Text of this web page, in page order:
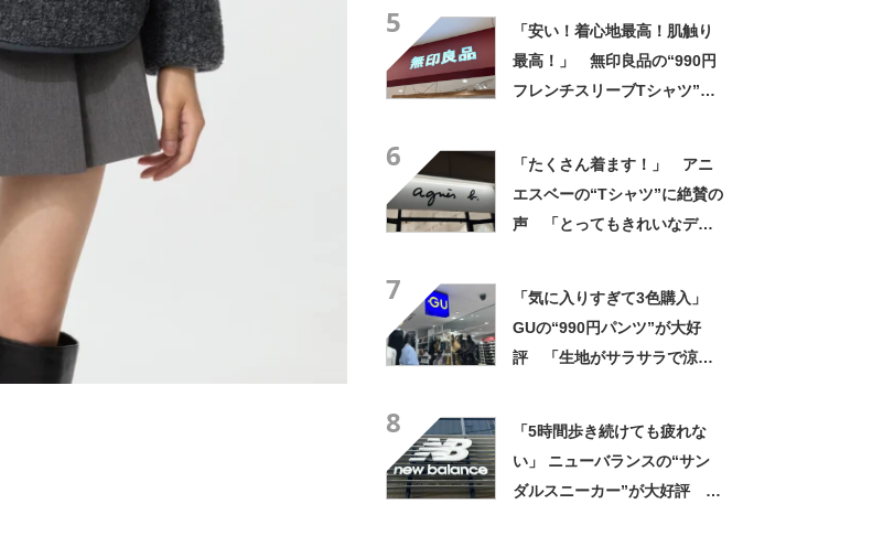
5
「安い！着心地最高！肌触り
最高！」 無印良品の“990円
フレンチスリーブTシャツ”が
6
「たくさん着ます！」 アニ
エスベーの“Tシャツ”に絶賛の
声 「とってもきれいなデザ
7
「気に入りすぎて3色購入」
GUの“990円パンツ”が大好
評 「生地がサラサラで涼し
8
「5時間歩き続けても疲れな
い」 ニューバランスの“サン
ダルスニーカー”が大好評